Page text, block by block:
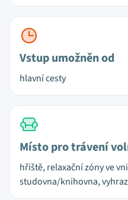
Vstup umožněn od
hlavní cesty
Místo pro trávení
hřiště, relaxační zóny ve
studovna/knihovna,